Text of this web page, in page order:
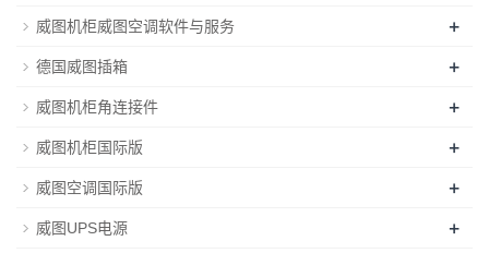
威图机柜威图空调软件与服务 +
德国威图插箱 +
威图机柜角连接件 +
威图机柜国际版 +
威图空调国际版 +
威图UPS电源 +